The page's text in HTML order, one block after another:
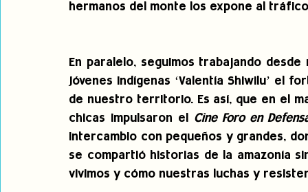
hermanos del monte los expone al
En paralelo, seguimos trabajando
Jóvenes Indígenas ‘Valentía Shiwilu’ el
de nuestro territorio. Es así, que en el
chicas impulsaron el Cine Foro en
intercambio con pequeños y grandes,
se compartió historias de la amazonía
vivimos y cómo nuestras luchas y